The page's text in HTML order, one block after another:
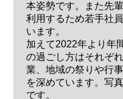
本姿勢です。また先
利用するため若手社
います。
加えて2022年より年
の過ごし方はそれぞ
業、地域の祭りや行
を深めています。写
です。